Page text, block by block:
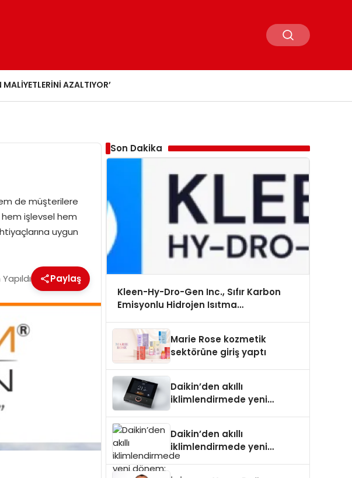
AZALTIYOR’
de müşterilere
işlevsel hem
uygun
Paylaş
Son Dakika
Kleen-Hy-Dro-Gen Inc., Sıfır Karbon
Emisyonlu Hidrojen Isıtma
Onaylarını Aldı
Marie Rose kozmetik
sektörüne giriş yaptı
Daikin’den akıllı
iklimlendirmede yeni
Daikin’den akıllı
iklimlendirmede yeni
dönem: Madoka Plus